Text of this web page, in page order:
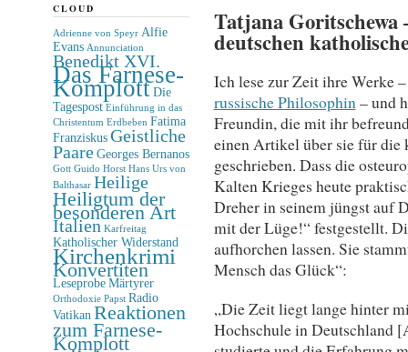
Tatjana
deutschen
Ich lese zur Zeit ihre Werke
russische Philosophin– und
Freundin, die mit ihr
einen Artikel über sie für die
geschrieben. Dass die
Kalten Krieges heute
Dreher in seinem jüngst auf
mit der Lüge!“ festgestellt.
aufhorchen lassen. Sie
Mensch das Glück“:
„Die Zeit liegt lange hinter
Hochschule in Deutschland
CLOUD
Adrienne von Speyr Alfie
Evans Annunciation
Benedikt XVI.
Das Farnese-
Komplott Die
Tagespost Einführung in das
Christentum Erdbeben Fatima
Franziskus Geistliche
Paare Georges Bernanos
Gott Guido Horst Hans Urs von
Balthasar Heilige
Heiligtum der
besonderen Art
Italien Karfreitag
Katholischer Widerstand
Kirchenkrimi
Konvertiten
Leseprobe Märtyrer
Orthodoxie Papst Radio
Vatikan Reaktionen
zum Farnese-
Komplott